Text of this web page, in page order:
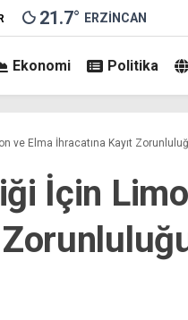
21.7° ERZINCAN
Ekonomi Politika
ve Elma İhracatına Kayıt
İçin